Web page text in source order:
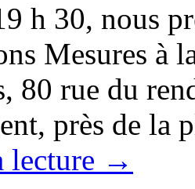
h 30, nous
Mesures à
80 rue du
près de
lecture →